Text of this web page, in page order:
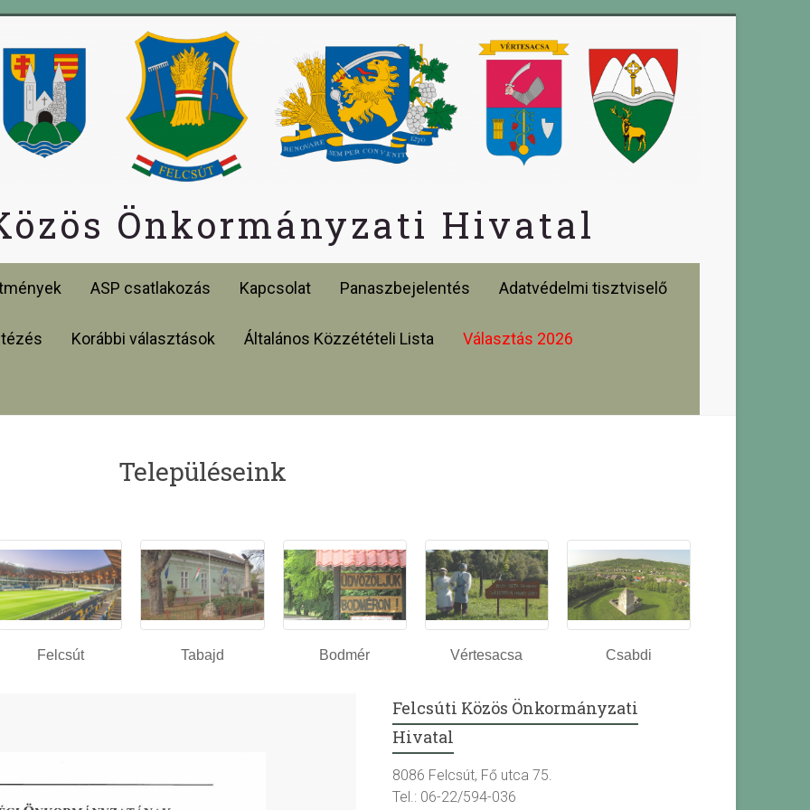
Önkormányzati Hivatal
ASP csatlakozás Kapcsolat Panaszbejelentés Adatvédelmi tisztviselő
Korábbi választások Általános Közzétételi Lista Választás 2026
Településeink
Felcsút Tabajd Bodmér Vértesacsa Csabdi
Felcsúti Közös Önkormányzati
Hivatal
8086 Felcsút, Fő utca 75.
Tel.: 06-22/594-036